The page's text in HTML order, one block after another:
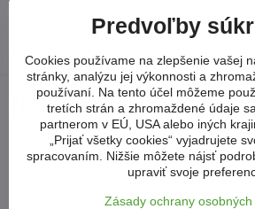
DIELENSKÉ STROJE A ZARIADENIA
Neviete si poradiť?
arkonsksro​@gmail​.com
Predvoľby
Cookies používame na zlepšenie vašej
stránky, analýzu jej výkonnosti a
používaní. Na tento účel môžeme
tretích strán a zhromaždené údaje
partnerom v EÚ, USA alebo iných
„Prijať všetky cookies“ vyjadrujete
spracovaním. Nižšie môžete nájsť
upraviť svoje
Zásady ochrany osobných